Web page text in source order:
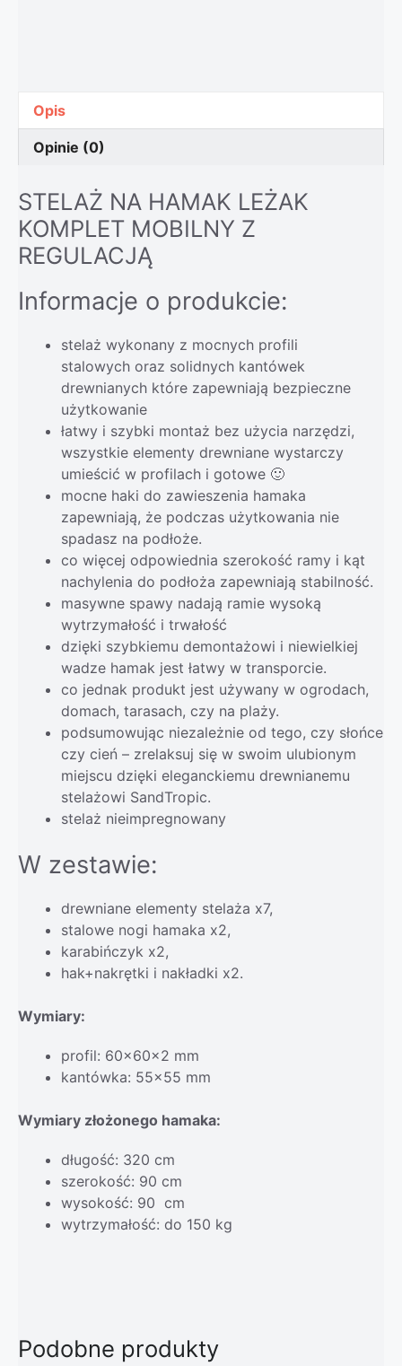
Opis
Opinie (0)
STELAŻ NA HAMAK LEŻAK
KOMPLET MOBILNY Z
REGULACJĄ
Informacje o produkcie:
stelaż wykonany z mocnych profili
stalowych oraz solidnych kantówek
drewnianych które zapewniają bezpieczne
użytkowanie
łatwy i szybki montaż bez użycia narzędzi,
wszystkie elementy drewniane wystarczy
umieścić w profilach i gotowe 🙂
mocne haki do zawieszenia hamaka
zapewniają, że podczas użytkowania nie
spadasz na podłoże.
co więcej odpowiednia szerokość ramy i kąt
nachylenia do podłoża zapewniają stabilność.
masywne spawy nadają ramie wysoką
wytrzymałość i trwałość
dzięki szybkiemu demontażowi i niewielkiej
wadze hamak jest łatwy w transporcie.
co jednak produkt jest używany w ogrodach,
domach, tarasach, czy na plaży.
podsumowując niezależnie od tego, czy słońce
czy cień – zrelaksuj się w swoim ulubionym
miejscu dzięki eleganckiemu drewnianemu
stelażowi SandTropic.
stelaż nieimpregnowany
W zestawie:
drewniane elementy stelaża x7,
stalowe nogi hamaka x2,
karabińczyk x2,
hak+nakrętki i nakładki x2.
Wymiary:
profil: 60x60x2 mm
kantówka: 55×55 mm
Wymiary złożonego hamaka:
długość: 320 cm
szerokość: 90 cm
wysokość: 90 cm
wytrzymałość: do 150 kg
Podobne produkty